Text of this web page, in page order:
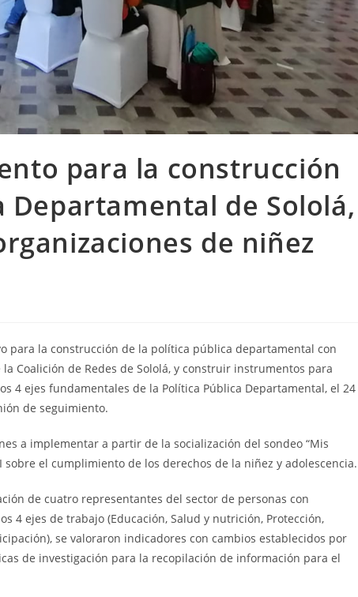
para la construcción
Departamental de Sololá,
de niñez
para la construcción de la política pública departamental con
Coalición de Redes de Sololá, y construir instrumentos para
4 ejes fundamentales de la Política Pública Departamental, el 24
de seguimiento.
a implementar a partir de la socialización del sondeo “Mis
el cumplimiento de los derechos de la niñez y adolescencia.
de cuatro representantes del sector de personas con
4 ejes de trabajo (Educación, Salud y nutrición, Protección,
se valoraron indicadores con cambios establecidos por
de investigación para la recopilación de información para el